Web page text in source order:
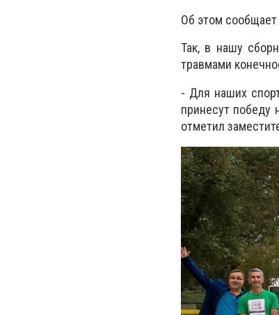
Об этом
Так, в нашу
травмами
- Для наших
принесут победу
отметил